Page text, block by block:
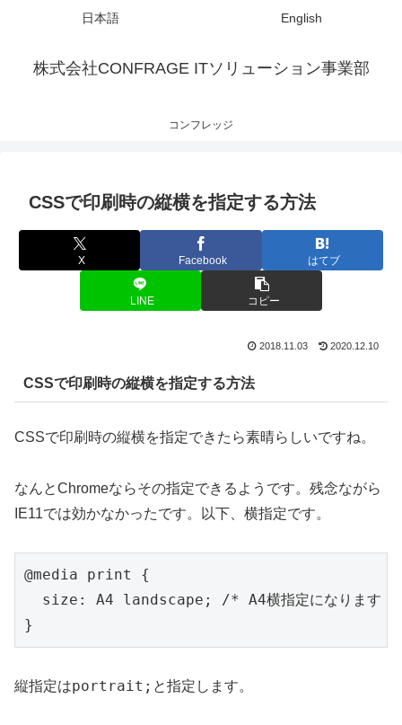
株式会社CONFRAGE ITソリューション事業部
コンフレッジ
日本語 English
CSSで印刷時の縦横を指定する方法
X Facebook はてブ
LINE コピー
2018.11.03 2020.12.10
CSSで印刷時の縦横を指定する方法
CSSで印刷時の縦横を指定できたら素晴らしいですね。
なんとChromeならその指定できるようです。残念ながら
IE11では効かなかったです。以下、横指定です。
@media print {
size: A4 landscape; /* A4横指定になります
}
縦指定はportrait; と指定します。